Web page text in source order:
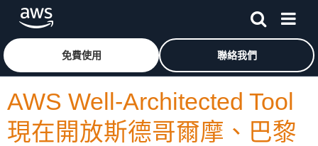
跳至主要內容按一下這裡可返回 Amazon Web Services 首頁
免費使用 聯絡我們
AWS Well-Architected Tool
現在開放斯德哥爾摩、巴黎